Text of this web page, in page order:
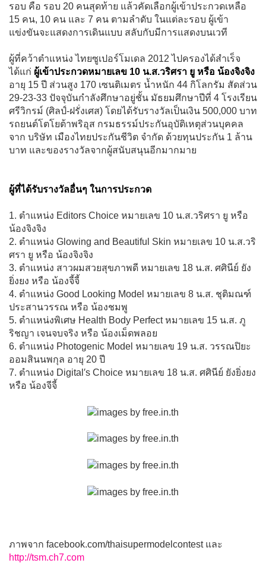
รอบ คือ รอบ 20 คนสุดท้าย แล้วคัดเลือกผู้เข้าประกวดเหลือ
15 คน, 10 คน และ 7 คน ตามลำดับ ในแต่ละรอบ ผู้เข้า
แข่งขันจะแสดงการเดินแบบ สลับกับมีการแสดงบนเวที
ผู้ที่คว้าตำแหน่ง ไทยซูเปอร์โมเดล 2012 ไปครองได้สำเร็จ
ได้แก่ ผู้เข้าประกวดหมายเลข 10 น.ส.วริศรา ยู หรือ น้องจิงจิง
อายุ 15 ปี ส่วนสูง 170 เซนติเมตร น้ำหนัก 44 กิโลกรัม สัดส่วน
29-23-33 ปัจจุบันกำลังศึกษาอยู่ชั้น มัธยมศึกษาปีที่ 4 โรงเรียน
ศรีวิกรม์ (ศิลป์-ฝรั่งเศส) โดยได้รับรางวัลเป็นเงิน 500,000 บาท
รถยนต์โตโยต้าพริอุส กรมธรรม์ประกันอุบัติเหตุส่วนบุคคล
จาก บริษัท เมืองไทยประกันชีวิต จำกัด ด้วยทุนประกัน 1 ล้าน
บาท และของรางวัลจากผู้สนับสนุนอีกมากมาย
ผู้ที่ได้รับรางวัลอื่นๆ ในการประกวด
1. ตำแหน่ง Editors Choice หมายเลข 10 น.ส.วริศรา ยู หรือ
น้องจิงจิง
2. ตำแหน่ง Glowing and Beautiful Skin หมายเลข 10 น.ส.วริ
ศรา ยู หรือ น้องจิงจิง
3. ตำแหน่ง สาวผมสวยสุขภาพดี หมายเลข 18 น.ส. ศศินีย์ ยัง
ยิ่งยง หรือ น้องจี้จี้
4. ตำแหน่ง Good Looking Model หมายเลข 8 น.ส. ชุติมณฑ์
ประสานวรรณ หรือ น้องชมพู
5. ตำแหน่งพิเศษ Health Body Perfect หมายเลข 15 น.ส. ภู
ริชญา เจนจบจริง หรือ น้องเม็ดพลอย
6. ตำแหน่ง Photogenic Model หมายเลข 19 น.ส. วรรณปิยะ
ออมสินนพกุล อายุ 20 ปี
7. ตำแหน่ง Digital′s Choice หมายเลข 18 น.ส. ศศินีย์ ยังยิ่งยง
หรือ น้องจีจี้
ภาพจาก facebook.com/thaisupermodelcontest และ
http://tsm.ch7.com